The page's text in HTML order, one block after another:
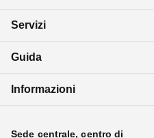
Servizi
Guida
Informazioni
Sede centrale, centro di